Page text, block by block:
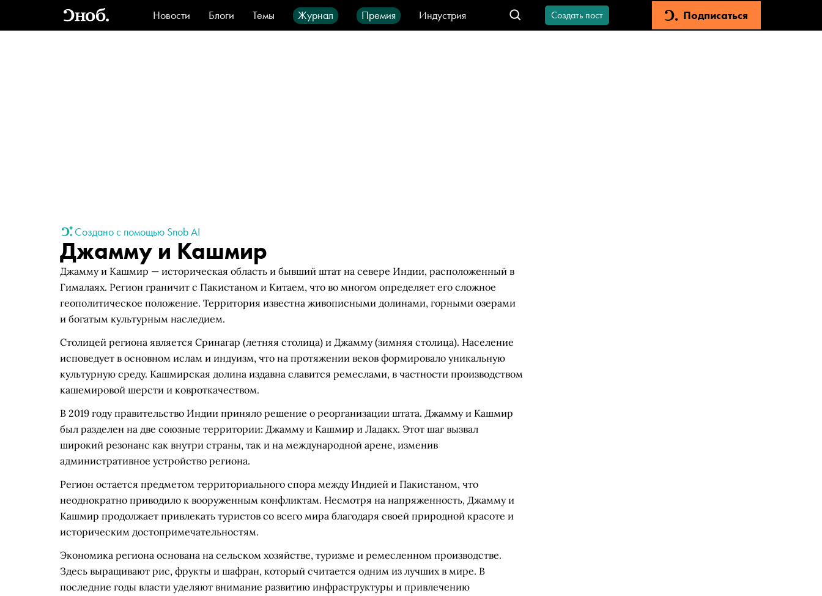
Новости Блоги Темы Журнал Премия
Индустрия
Стиль
Видео Город IT-продукты
Создать пост Подписаться
Создано с помощью Snob AI
Джамму и Кашмир
Джамму и Кашмир — историческая область и бывший штат на севере Индии, расположенный в
Гималаях. Регион граничит с Пакистаном и Китаем, что во многом определяет его сложное
геополитическое положение. Территория известна живописными долинами, горными озерами
и богатым культурным наследием.
Столицей региона является Сринагар (летняя столица) и Джамму (зимняя столица). Население
исповедует в основном ислам и индуизм, что на протяжении веков формировало уникальную
культурную среду. Кашмирская долина издавна славится ремеслами, в частности производством
кашемировой шерсти и ковроткачеством.
В 2019 году правительство Индии приняло решение о реорганизации штата. Джамму и Кашмир
был разделен на две союзные территории: Джамму и Кашмир и Ладакх. Этот шаг вызвал
широкий резонанс как внутри страны, так и на международной арене, изменив
административное устройство региона.
Регион остается предметом территориального спора между Индией и Пакистаном, что
неоднократно приводило к вооруженным конфликтам. Несмотря на напряженность, Джамму и
Кашмир продолжает привлекать туристов со всего мира благодаря своей природной красоте и
историческим достопримечательностям.
Экономика региона основана на сельском хозяйстве, туризме и ремесленном производстве.
Здесь выращивают рис, фрукты и шафран, который считается одним из лучших в мире. В
последние годы власти уделяют внимание развитию инфраструктуры и привлечению